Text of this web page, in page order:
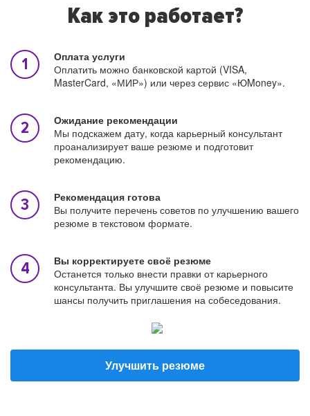
Как это работает?
Оплата услуги
Оплатить можно банковской картой (VISA,
MasterCard, «МИР») или через сервис «ЮMoney».
Ожидание рекомендации
Мы подскажем дату, когда карьерный консультант
проанализирует ваше резюме и подготовит
рекомендацию.
Рекомендация готова
Вы получите перечень советов по улучшению вашего
резюме в текстовом формате.
Вы корректируете своё резюме
Останется только внести правки от карьерного
консультанта. Вы улучшите своё резюме и повысите
шансы получить приглашения на собеседования.
Улучшить резюме